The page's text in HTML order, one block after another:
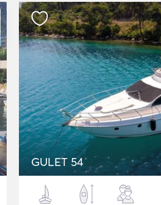
GULET 54